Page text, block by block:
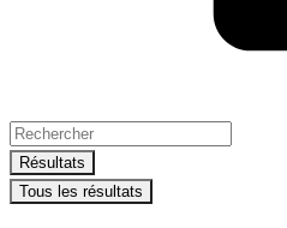
Search
...Résultats
Tous les résultats